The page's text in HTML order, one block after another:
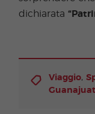
dichiarata
Viaggio,